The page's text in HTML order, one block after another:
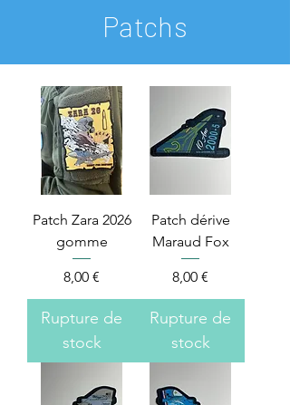
Patchs
Patch Zara 2026
gomme
Price
8,00 €
Rupture de
stock
Patch dérive
Maraud Fox
Price
8,00 €
Rupture de
stock